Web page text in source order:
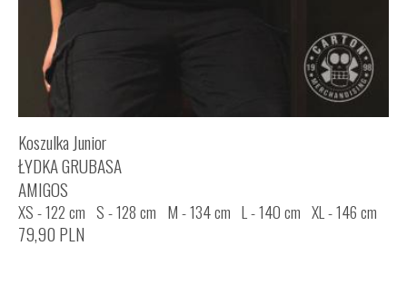
Koszulka Junior
ŁYDKA GRUBASA
AMIGOS
XS - 122 cm S - 128 cm M - 134 cm L - 140 cm XL - 146 cm
XXL - 152 cm
79,90 PLN